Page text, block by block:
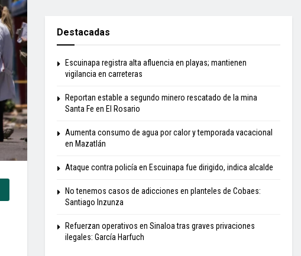
Destacadas
Escuinapa registra alta afluencia en playas; mantienen
vigilancia en carreteras
Reportan estable a segundo minero rescatado de la mina
Santa Fe en El Rosario
Aumenta consumo de agua por calor y temporada vacacional
en Mazatlán
Ataque contra policía en Escuinapa fue dirigido, indica alcalde
No tenemos casos de adicciones en planteles de Cobaes:
Santiago Inzunza
Refuerzan operativos en Sinaloa tras graves privaciones
ilegales: García Harfuch